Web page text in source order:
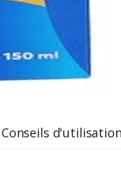
Conseils d'utilisation